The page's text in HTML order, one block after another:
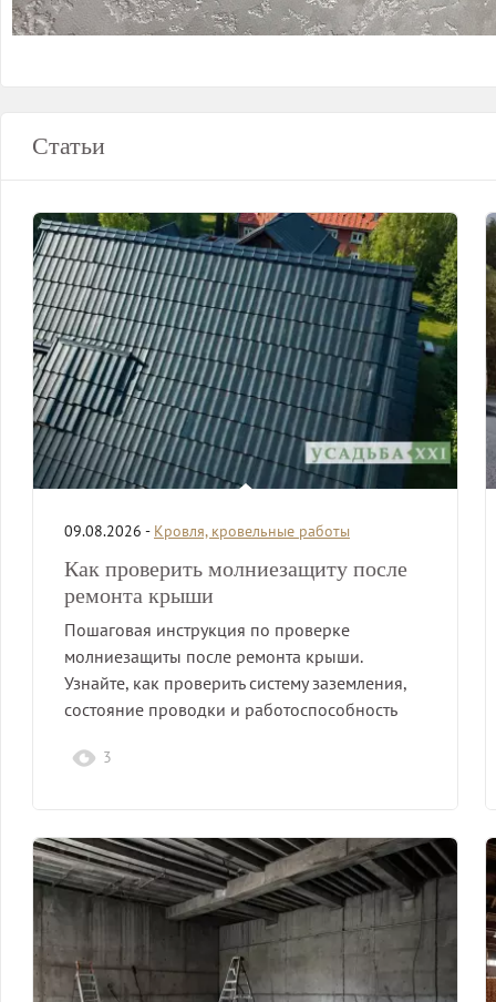
Статьи
09.08.2026 - Кровля, кровельные работы
Как проверить молниезащиту после
ремонта крыши
Пошаговая инструкция по проверке
молниезащиты после ремонта крыши.
Узнайте, как проверить систему заземления,
состояние проводки и работоспособность
3